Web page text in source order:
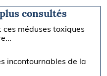
consultés
ces méduses toxiques
incontournables de la